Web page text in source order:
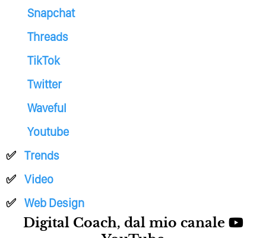
Snapchat
Threads
TikTok
Twitter
Waveful
Youtube
Trends
Video
Web Design
Digital Coach, dal mio canale